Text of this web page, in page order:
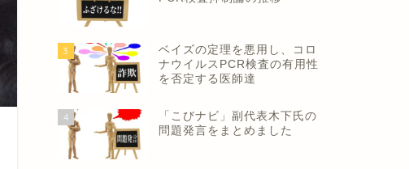
3
ベイズの定理を悪用し、コロ
ナウイルスPCR検査の有用性
を否定する医師達
4
「こびナビ」副代表木下氏の
問題発言をまとめました